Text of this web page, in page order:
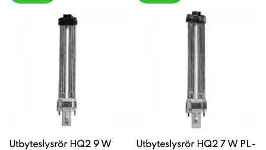
Utbyteslysrör HQ2 9 W
Utbyteslysrör HQ2 7 W PL-